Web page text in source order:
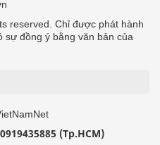
reserved. Chỉ được phát hành
sự đồng ý bằng văn bản của
0919435885 (Tp.HCM)